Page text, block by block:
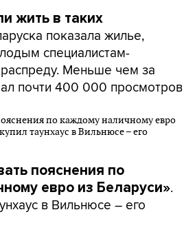
жить в таких
показала жилье,
специалистам-
Меньше чем за
почти 400 000 просмотров
пояснения по
евро из Беларуси».
в Вильнюсе – его